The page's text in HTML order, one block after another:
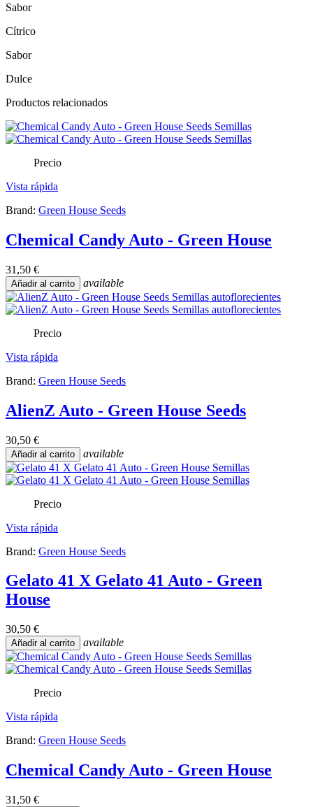
Sabor
Cítrico
Sabor
Dulce
Productos relacionados
Precio
Vista rápida
Brand: Green House Seeds
Chemical Candy Auto - Green House
31,50 €
Añadir al carrito available
Precio
Vista rápida
Brand: Green House Seeds
AlienZ Auto - Green House Seeds
30,50 €
Añadir al carrito available
Precio
Vista rápida
Brand: Green House Seeds
Gelato 41 X Gelato 41 Auto - Green
House
30,50 €
Añadir al carrito available
Precio
Vista rápida
Brand: Green House Seeds
Chemical Candy Auto - Green House
31,50 €